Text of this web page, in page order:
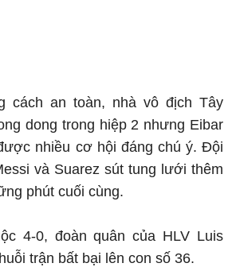
cách an toàn, nhà vô địch Tây
dong trong hiệp 2 nhưng Eibar
nhiều cơ hội đáng chú ý. Đội
và Suarez sút tung lưới thêm
phút cuối cùng.
4-0, đoàn quân của HLV Luis
trận bất bại lên con số 36.